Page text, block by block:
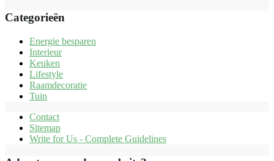
Categorieën
Energie besparen
Interieur
Keuken
Lifestyle
Raamdecoratie
Tuin
Contact
Sitemap
Write for Us - Complete Guidelines